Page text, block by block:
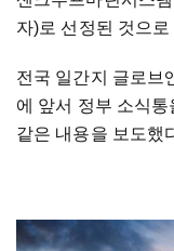
자)로 선정된 것으
전국 일간지 글로브
에 앞서 정부 소식통
같은 내용을 보도했